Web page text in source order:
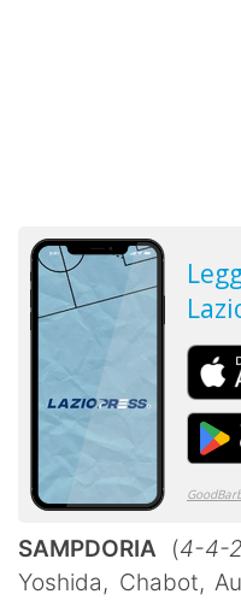
SAMPDORIA (4-4-2
Yoshida, Chabot,